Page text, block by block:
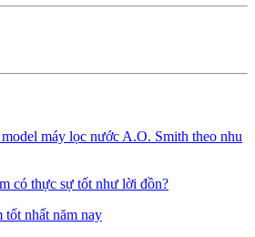
máy lọc nước A.O. Smith theo nhu
có thực sự tốt như lời đồn?
tốt nhất năm nay